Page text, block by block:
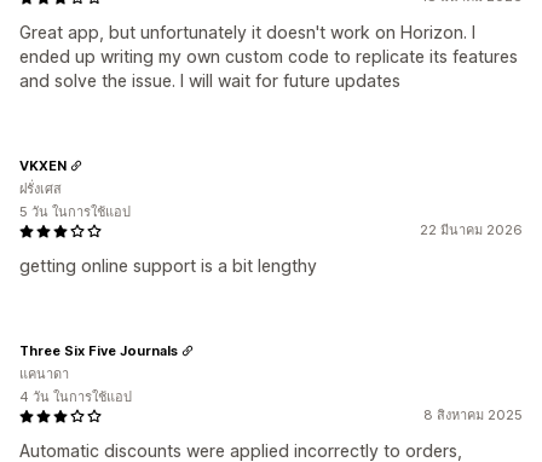
Great app, but unfortunately it doesn't work on Horizon. I
ended up writing my own custom code to replicate its features
and solve the issue. I will wait for future updates
22 มีนาคม 2026
getting online support is a bit lengthy
VKXEN
ฝรั่งเศส
5 วัน ในการใช้แอป
8 สิงหาคม 2025
Automatic discounts were applied incorrectly to orders,
Three Six Five Journals
แคนาดา
4 วัน ในการใช้แอป